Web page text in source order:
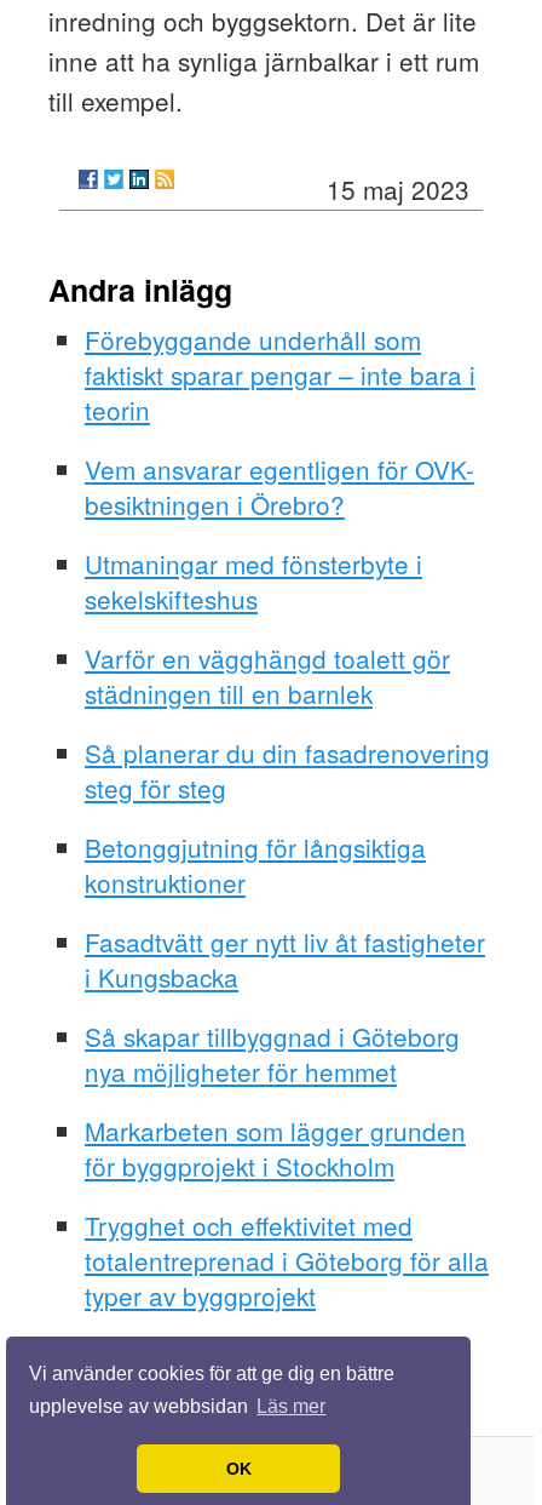
Vi använder cookies för att ge dig en bättre
upplevelse av webbsidan
Läs mer
OK
inredning och byggsektorn. Det är lite
inne att ha synliga järnbalkar i ett rum
till exempel.
15 maj 2023
Andra inlägg
Förebyggande underhåll som
faktiskt sparar pengar – inte bara i
teorin
Vem ansvarar egentligen för OVK-
besiktningen i Örebro?
Utmaningar med fönsterbyte i
sekelskifteshus
Varför en vägghängd toalett gör
städningen till en barnlek
Så planerar du din fasadrenovering
steg för steg
Betonggjutning för långsiktiga
konstruktioner
Fasadtvätt ger nytt liv åt fastigheter
i Kungsbacka
Så skapar tillbyggnad i Göteborg
nya möjligheter för hemmet
Markarbeten som lägger grunden
för byggprojekt i Stockholm
Trygghet och effektivitet med
totalentreprenad i Göteborg för alla
typer av byggprojekt
© 2026 Lärdigbygga.se. Alla rättigheter förbehållna.